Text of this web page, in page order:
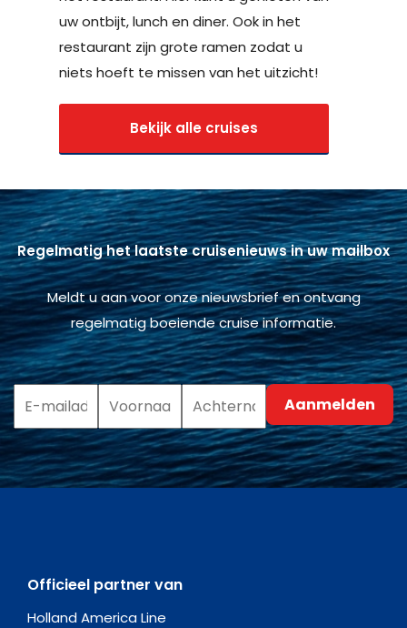
uw ontbijt, lunch en diner. Ook in het
restaurant zijn grote ramen zodat u
niets hoeft te missen van het uitzicht!
Bekijk alle cruises
Regelmatig het laatste cruisenieuws in uw mailbox
Meldt u aan voor onze nieuwsbrief en ontvang
regelmatig boeiende cruise informatie.
Officieel partner van
Holland America Line